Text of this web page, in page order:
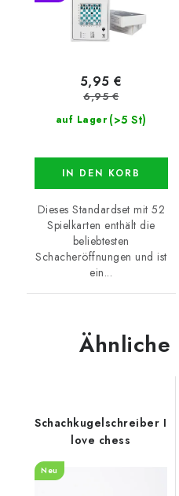
auf Lager (>5 St)
5,95 €
6,95 €
IN DEN KORB
Dieses Standardset mit 52
Spielkarten enthält die
beliebtesten
Schacheröffnungen und ist
ein...
Ähnliche
Schachkugelschreiber I
love chess
Neu